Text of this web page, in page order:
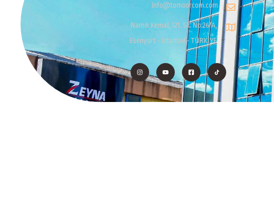
info@tomoorcom.com
Namık Kemal, 121. Sk. No:26/A,
Esenyurt - İstanbul - TÜRKİYE